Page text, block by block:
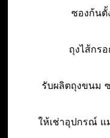
ซองก้นตั้
ถุงไส้กรอ
รับผลิตถุงขนม
ให้เช่าอุปกรณ์ แ